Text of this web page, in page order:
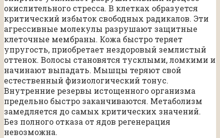
окислительного стресса. В клетках образуется
критический избыток свободных радикалов. Эти
агрессивные молекулы разрушают защитные
клеточные мембраны. Кожа быстро теряет
упругость, приобретает нездоровый землистый
оттенок. Волосы становятся тусклыми, ломкими и
начинают выпадать. Мышцы теряют свой
естественный физиологический тонус.
Внутренние резервы истощенного организма
предельно быстро заканчиваются. Метаболизм
замедляется до самых критических значений.
Без полного отказа от ядов регенерация
невозможна.